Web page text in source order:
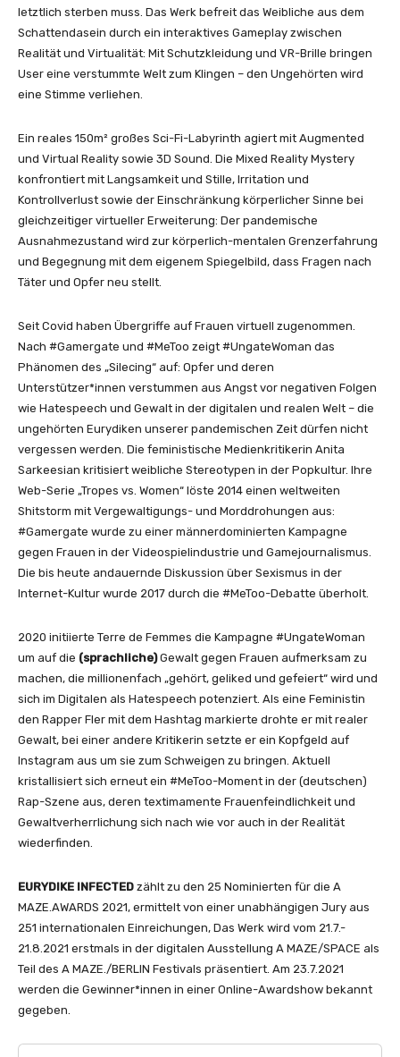
letztlich sterben muss. Das Werk befreit das Weibliche aus dem
Schattendasein durch ein interaktives Gameplay zwischen
Realität und Virtualität: Mit Schutzkleidung und VR-Brille bringen
User eine verstummte Welt zum Klingen – den Ungehörten wird
eine Stimme verliehen.
Ein reales 150m² großes Sci-Fi-Labyrinth agiert mit Augmented
und Virtual Reality sowie 3D Sound. Die Mixed Reality Mystery
konfrontiert mit Langsamkeit und Stille, Irritation und
Kontrollverlust sowie der Einschränkung körperlicher Sinne bei
gleichzeitiger virtueller Erweiterung: Der pandemische
Ausnahmezustand wird zur körperlich-mentalen Grenzerfahrung
und Begegnung mit dem eigenem Spiegelbild, dass Fragen nach
Täter und Opfer neu stellt.
Seit Covid haben Übergriffe auf Frauen virtuell zugenommen.
Nach #Gamergate und #MeToo zeigt #UngateWoman das
Phänomen des „Silecing“ auf: Opfer und deren
Unterstützer*innen verstummen aus Angst vor negativen Folgen
wie Hatespeech und Gewalt in der digitalen und realen Welt – die
ungehörten Eurydiken unserer pandemischen Zeit dürfen nicht
vergessen werden. Die feministische Medienkritikerin Anita
Sarkeesian kritisiert weibliche Stereotypen in der Popkultur. Ihre
Web-Serie „Tropes vs. Women“ löste 2014 einen weltweiten
Shitstorm mit Vergewaltigungs- und Morddrohungen aus:
#Gamergate wurde zu einer männerdominierten Kampagne
gegen Frauen in der Videospielindustrie und Gamejournalismus.
Die bis heute andauernde Diskussion über Sexismus in der
Internet-Kultur wurde 2017 durch die #MeToo-Debatte überholt.
2020 initiierte Terre de Femmes die Kampagne #UngateWoman
um auf die (sprachliche)Gewalt gegen Frauen aufmerksam zu
machen, die millionenfach „gehört, geliked und gefeiert“ wird und
sich im Digitalen als Hatespeech potenziert. Als eine Feministin
den Rapper Fler mit dem Hashtag markierte drohte er mit realer
Gewalt, bei einer andere Kritikerin setzte er ein Kopfgeld auf
Instagram aus um sie zum Schweigen zu bringen. Aktuell
kristallisiert sich erneut ein #MeToo-Moment in der (deutschen)
Rap-Szene aus, deren textimamente Frauenfeindlichkeit und
Gewaltverherrlichung sich nach wie vor auch in der Realität
wiederfinden.
EURYDIKE INFECTED zählt zu den 25 Nominierten für die A
MAZE.AWARDS 2021, ermittelt von einer unabhängigen Jury aus
251 internationalen Einreichungen, Das Werk wird vom 21.7.-
21.8.2021 erstmals in der digitalen Ausstellung A MAZE/SPACE als
Teil des A MAZE./BERLIN Festivals präsentiert. Am 23.7.2021
werden die Gewinner*innen in einer Online-Awardshow bekannt
gegeben.